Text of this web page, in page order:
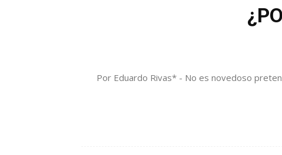
Por Eduardo Rivas* - No es novedoso